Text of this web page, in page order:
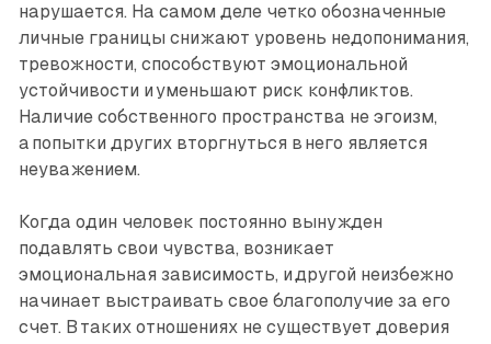
нарушается. На самом деле четко обозначенные
личные границы снижают уровень недопонимания,
тревожности, способствуют эмоциональной
устойчивости и уменьшают риск конфликтов.
Наличие собственного пространства не эгоизм,
а попытки других вторг­нуться в него является
неуважением.
Когда один человек постоянно вынужден
подавлять свои чувства, возникает
эмоциональная зависимость, и другой неизбежно
начинает выстраи­вать свое благополучие за его
счет. В таких отношениях не существует доверия